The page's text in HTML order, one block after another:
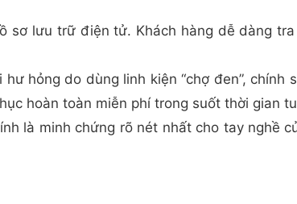
lưu trữ điện tử. Khách hàng dễ dàng
hỏng do dùng linh kiện “chợ đen”, chính
hoàn toàn miễn phí trong suốt thời gian
là minh chứng rõ nét nhất cho tay nghề